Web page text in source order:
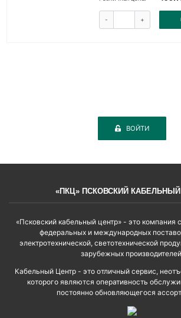
- +
ВОЙТИ
«ПКЦ» ПСКОВСКИЙ
«Псковский кабельный центр» - это компания
федеральных и международных
электротехнической, светотехнической
зарубежных
Кабельный Центр - это отличный сервис,
которого являются оперативность
постоянно обновляющегося